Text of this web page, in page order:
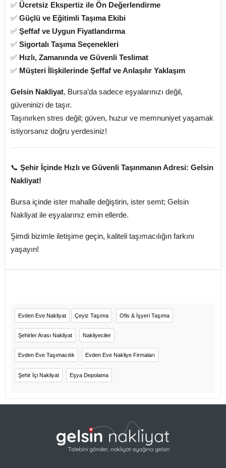
✅ Ücretsiz Ekspertiz ile Ön Değerlendirme
✅ Güçlü ve Eğitimli Taşıma Ekibi
✅ Şeffaf ve Uygun Fiyatlandırma
✅ Sigortalı Taşıma Seçenekleri
✅ Hızlı, Zamanında ve Güvenli Teslimat
✅ Müşteri İlişkilerinde Şeffaf ve Anlaşılır Yaklaşım
Gelsin Nakliyat, Bursa’da sadece eşyalarınızı değil,
güveninizi de taşır.
Taşınırken stres değil; güven, huzur ve memnuniyet yaşamak
istiyorsanız doğru yerdesiniz!
📞 Şehir İçinde Hızlı ve Güvenli Taşınmanın Adresi: Gelsin
Nakliyat!
Bursa içinde ister mahalle değiştirin, ister semt; Gelsin
Nakliyat ile eşyalarınız emin ellerde.
Şimdi bizimle iletişime geçin, kaliteli taşımacılığın farkını
yaşayın!
Evden Eve Nakliyat Çeyiz Taşıma Ofis & İşyeri Taşıma
Şehirler Arası Nakliyat Nakliyeciler
Evden Eve Taşımacılık Evden Eve Nakliye Firmaları
Şehir İçi Nakliyat Eşya Depolama